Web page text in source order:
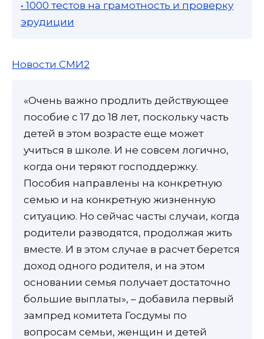
• 1000 тестов на грамотность и проверку
эрудиции
Новости СМИ2
«Очень важно продлить действующее
пособие с 17 до 18 лет, поскольку часть
детей в этом возрасте еще может
учиться в школе. И не совсем логично,
когда они теряют господдержку.
Пособия направлены на конкретную
семью и на конкретную жизненную
ситуацию. Но сейчас часты случаи, когда
родители разводятся, продолжая жить
вместе. И в этом случае в расчет берется
доход одного родителя, и на этом
основании семья получает достаточно
большие выплаты», – добавила первый
зампред комитета Госдумы по
вопросам семьи, женщин и детей